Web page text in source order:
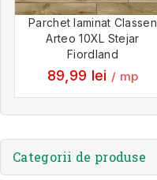
Parchet laminat Classen
Arteo 10XL Stejar
Fiordland
89,99 lei / mp
Categorii de produse